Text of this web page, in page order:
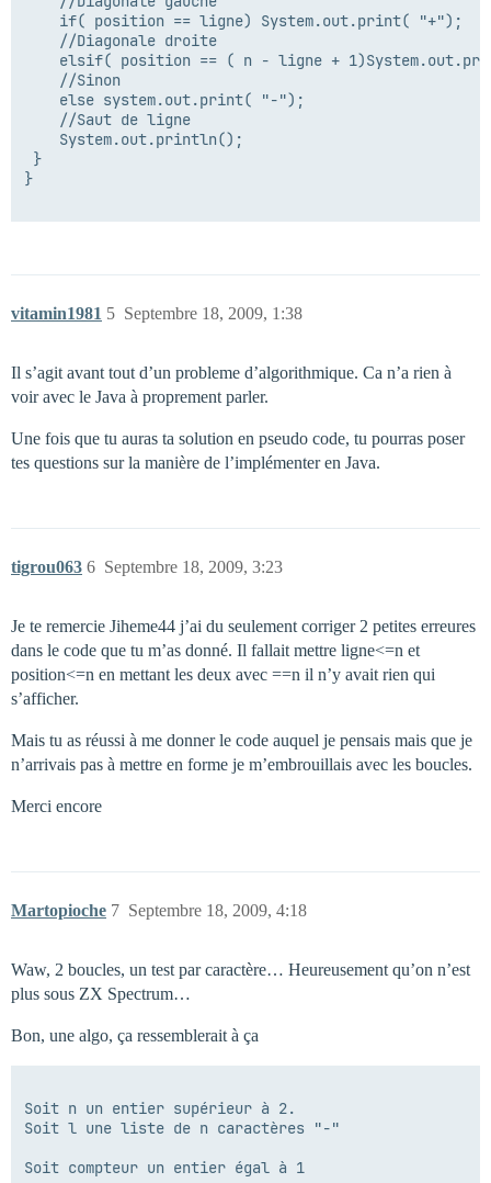
    if( position == ligne) System.out.print( "+");
    //Diagonale droite
elsif( position == ( n - ligne +
    //Sinon
    else system.out.print( "-");
    //Saut de ligne
    System.out.println();
}
}
vitamin1981 Septembre 18, 2009, 1:38
5
Il s’agit avant tout d’un probleme d’algorithmique. Ca n’a rien à
voir avec le Java à proprement parler.
Une fois que tu auras ta solution en pseudo code, tu pourras poser
tes questions sur la manière de l’implémenter en Java.
tigrou063 Septembre 18, 2009, 3:23
6
Je te remercie Jiheme44 j’ai du seulement corriger 2 petites erreures
dans le code que tu m’as donné. Il fallait mettre ligne<=n et
position<=n en mettant les deux avec ==n il n’y avait rien qui
s’afficher.
Mais tu as réussi à me donner le code auquel je pensais mais que je
n’arrivais pas à mettre en forme je m’embrouillais avec les boucles.
Merci encore
Martopioche Septembre 18, 2009, 4:18
7
Waw, 2 boucles, un test par caractère… Heureusement qu’on n’est
plus sous ZX Spectrum…
Bon, une algo, ça ressemblerait à ça
Soit n un entier supérieur à 2.
Soit l une liste de n caractères "-"
Soit compteur un entier égal à 1